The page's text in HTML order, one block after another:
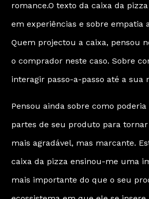
romance.O texto da caixa da
em experiências e sobre empatia
Quem projectou a caixa, pensou
o comprador neste caso. Sobre
interagir passo-a-passo até a sua
Pensou ainda sobre como
partes de seu produto para
mais agradável, mas marcante.
caixa da pizza ensinou-me uma
mais importante do que o seu